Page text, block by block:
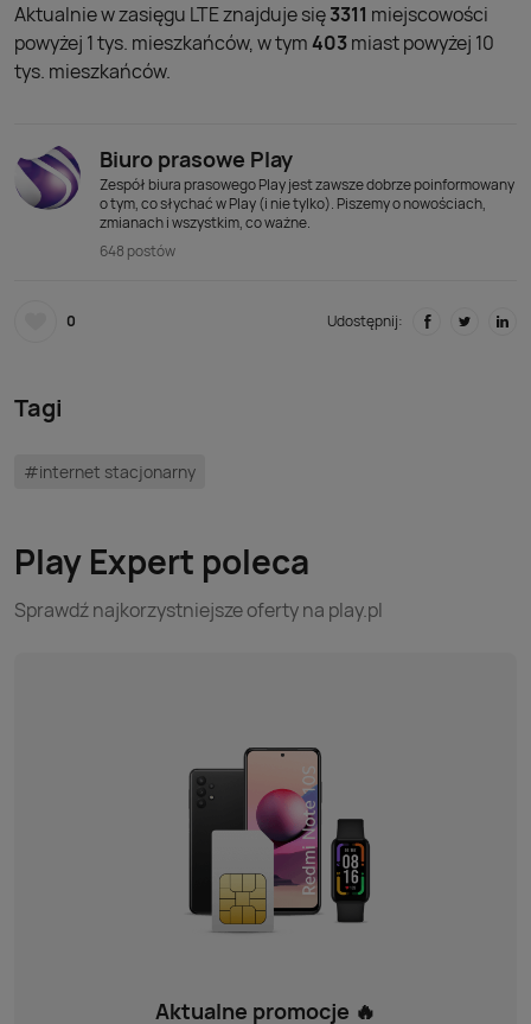
Aktualnie w zasięgu LTE znajduje się3311 miejscowości
powyżej 1 tys. mieszkańców, w tym 403miast powyżej 10
tys. mieszkańców.
Biuro prasowe Play
Zespół biura prasowego Play jest zawsze dobrze poinformowany
o tym, co słychać w Play (i nie tylko). Piszemy o nowościach,
zmianach i wszystkim, co ważne.
648 postów
0 Udostępnij:
Tagi
#internet stacjonarny
Play Expert poleca
Sprawdź najkorzystniejsze oferty na play.pl
Aktualne promocje 🔥